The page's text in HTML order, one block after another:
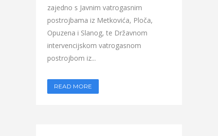
zajedno s Javnim vatrogasnim
postrojbama iz Metkovića, Ploča,
Opuzena i Slanog, te Državnom
intervencijskom vatrogasnom
postrojbom iz...
READ MORE